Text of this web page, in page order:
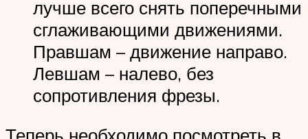
лучше всего снять поперечными
сглаживающими движениями.
Правшам – движение направо.
Левшам – налево, без
сопротивления фрезы.